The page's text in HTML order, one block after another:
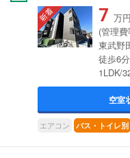
7 万円
(管理
東武野
徒歩6分
1LDK/
空室
エアコン バス・トイレ別